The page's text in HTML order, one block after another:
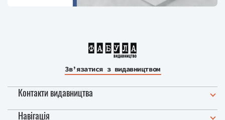
Зв’язатися з видавництвом
Контакти видавництва
Навігація